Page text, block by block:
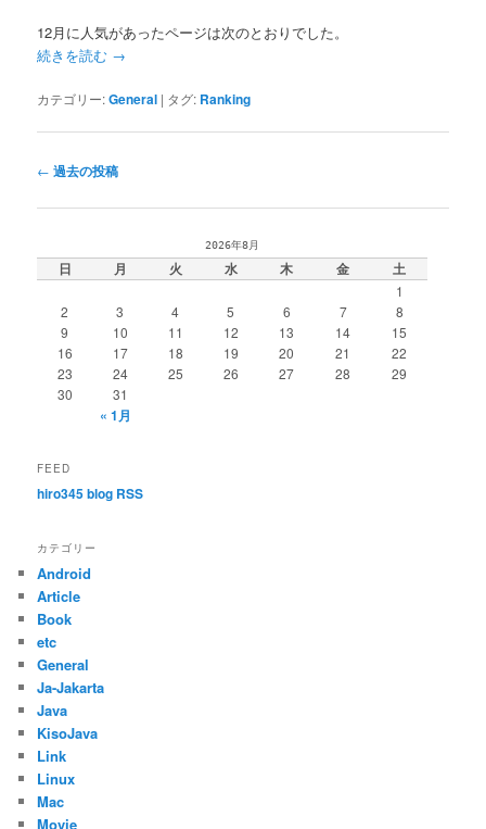
12月に人気があったページは次のとおりでした。
続きを読む →
カテゴリー:General | タグ: Ranking
投
ナ
ゲ
ー
← 過去の投稿
2026年8月
日 月 火 水 木 金 土
1
2
3 4 5 6 7
8
9
10 11 12 13 14
15
16
17 18 19 20 21
22
23
24 25 26 27 28
29
30
31
« 1月
FEED
hiro345 blog RSS
カテゴリー
Android
Article
Book
etc
General
Ja-Jakarta
Java
KisoJava
Link
Linux
Mac
Movie